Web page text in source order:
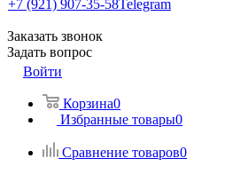
+7 (921) 907-35-58Telegram
Заказать звонок
Задать вопрос
Войти
Корзина0
Избранные товары0
Сравнение товаров0